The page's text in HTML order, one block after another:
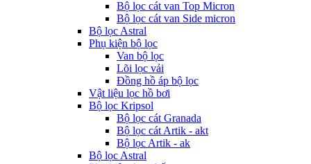
Bộ lọc cát van Top Micron
Bộ lọc cát van Side micron
Bộ lọc Astral
Phụ kiện bộ lọc
Van bộ lọc
Lõi lọc vải
Đồng hồ áp bộ lọc
Vật liệu lọc hồ bơi
Bộ lọc Kripsol
Bộ lọc cát Granada
Bộ lọc cát Artik - akt
Bộ lọc Artik - ak
Bộ lọc Astral